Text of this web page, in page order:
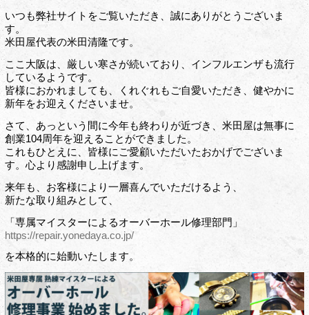
いつも弊社サイトをご覧いただき、誠にありがとうございま
す。
米田屋代表の米田清隆です。
ここ大阪は、厳しい寒さが続いており、インフルエンザも流行
しているようです。
皆様におかれましても、くれぐれもご自愛いただき、健やかに
新年をお迎えくださいませ。
さて、あっという間に今年も終わりが近づき、米田屋は無事に
創業104周年を迎えることができました。
これもひとえに、皆様にご愛顧いただいたおかげでございま
す。心より感謝申し上げます。
来年も、お客様により一層喜んでいただけるよう、
新たな取り組みとして、
「専属マイスターによるオーバーホール修理部門」
https://repair.yonedaya.co.jp/
を本格的に始動いたします。